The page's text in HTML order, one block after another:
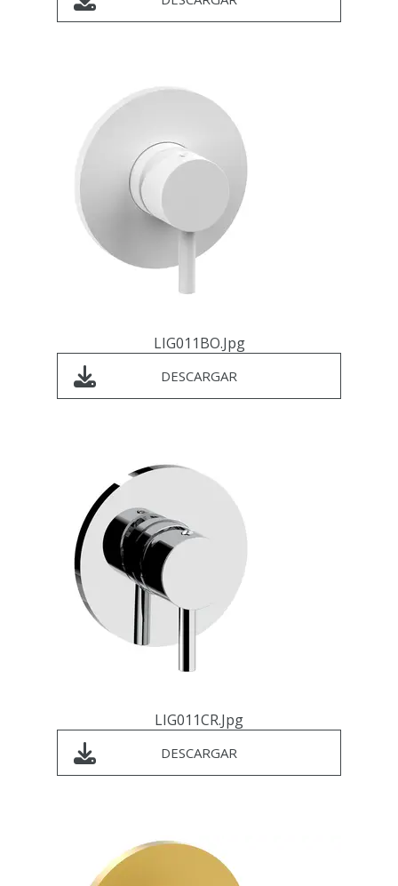
LIG011BO.jpg
DESCARGAR
LIG011CR.jpg
DESCARGAR